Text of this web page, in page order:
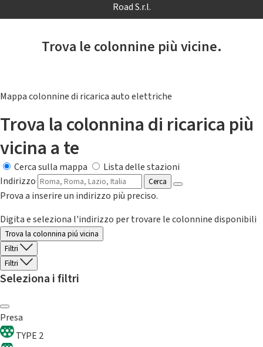
Road S.r.l.
Trova le colonnine più vicine.
Mappa colonnine di ricarica auto elettriche
Trova la colonnina di ricarica più
vicina a te
Cerca sulla mappa
Lista delle stazioni
Indirizzo
Cerca
Prova a inserire un indirizzo più preciso.
Digita e seleziona l'indirizzo per trovare le colonnine disponibili
Trova la colonnina piú vicina
Filtri
Filtri
Seleziona i filtri
Presa
TYPE 2